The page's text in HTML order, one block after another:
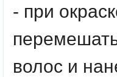
- при
волос и